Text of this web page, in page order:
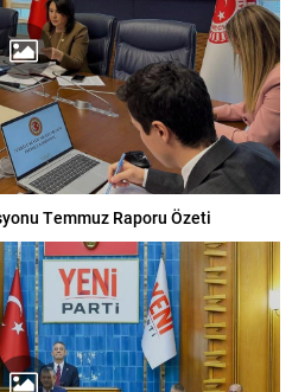
Temmuz Raporu Özeti